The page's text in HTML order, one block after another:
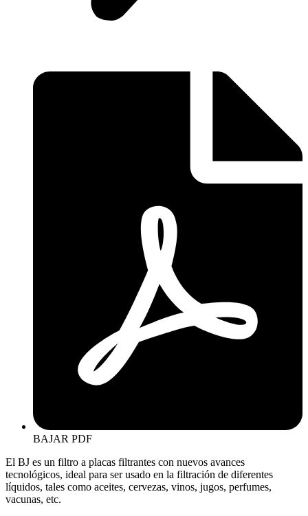
BAJAR PDF
El BJ es un filtro a placas filtrantes con nuevos avances
tecnológicos, ideal para ser usado en la filtración de diferentes
líquidos, tales como aceites, cervezas, vinos, jugos, perfumes,
vacunas, etc.